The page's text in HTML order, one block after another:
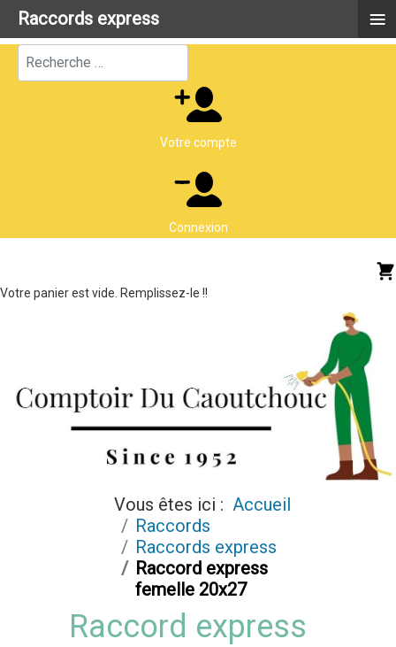
Rechercher
Votre compte
Connexion
Votre panier est vide. Remplissez-le !!
Vous êtes ici : Accueil
Raccords
Raccords express
Raccord express
femelle 20x27
Raccord express
Raccords express ≡